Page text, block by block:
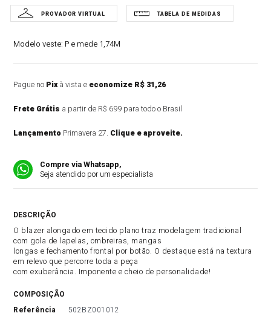
Modelo veste: P e mede 1,74M
Pague no Pixà vista e economize R$ 31,26
Frete Grátis a partir de R$ 699 para todo o Brasil
Lançamento Primavera 27. Clique e aproveite.
Compre via Whatsapp,
Seja atendido por um especialista
O blazer alongado em tecido plano traz modelagem tradicional
com gola de lapelas, ombreiras, mangas
longas e fechamento frontal por botão. O destaque está na textura
em relevo que percorre toda a peça
com exuberância. Imponente e cheio de personalidade!
COMPOSIÇÃO
referência
502BZ001012